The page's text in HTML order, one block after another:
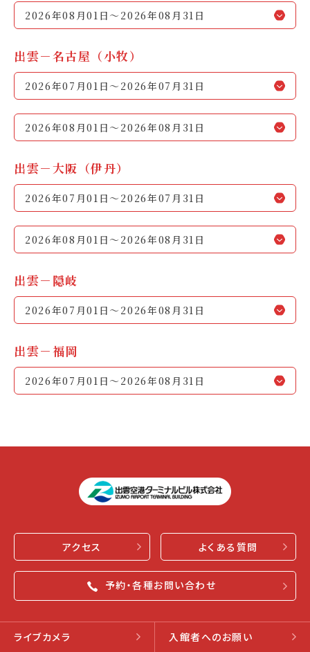
2026年08月01日～2026年08月31日
出雲－名古屋（小牧）
2026年07月01日～2026年07月31日
2026年08月01日～2026年08月31日
出雲－大阪（伊丹）
2026年07月01日～2026年07月31日
2026年08月01日～2026年08月31日
出雲－隠岐
2026年07月01日～2026年08月31日
出雲－福岡
2026年07月01日～2026年08月31日
アクセス よくある質問
予約・各種お問い合わせ
ライブカメラ 入館者へのお願い